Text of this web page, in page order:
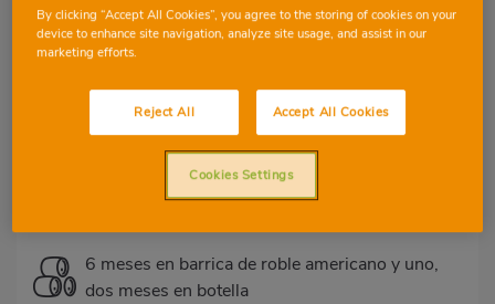
Tinto selección
Marqués del Atrio
GRACIANO
6 meses en barrica de roble americano y uno,
dos meses en botella
By clicking “Accept All Cookies”, you agree to the storing of cookies on your
device to enhance site navigation, analyze site usage, and assist in our
marketing efforts.
Reject All Accept All Cookies
Cookies Settings